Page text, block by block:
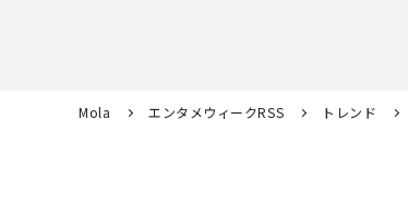
Mola エンタメウィークRSS トレンド